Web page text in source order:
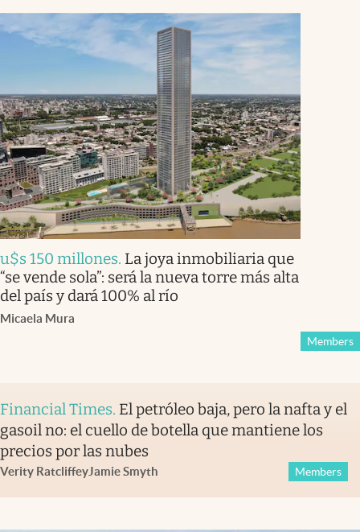
u$s 150 millones. La joya inmobiliaria que
“se vende sola”: será la nueva torre más alta
del país y dará 100% al río
Micaela Mura
Members
Financial Times. El petróleo baja, pero la nafta y el
gasoil no: el cuello de botella que mantiene los
precios por las nubes
Verity RatcliffeyJamie Smyth Members